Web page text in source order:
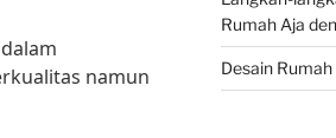
namun
Rumah Aja
Desain